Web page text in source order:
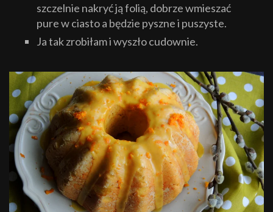
szczelnie nakryć ją folią, dobrze wmieszać
pure w ciasto a będzie pyszne i puszyste.
Ja tak zrobiłam i wyszło cudownie.